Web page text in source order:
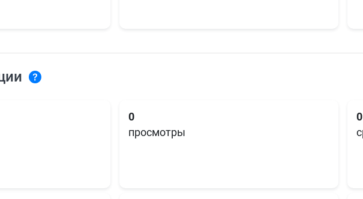
0
просмотры
0